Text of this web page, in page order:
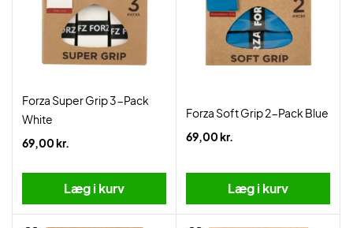
Forza Super Grip 3-Pack
White
69,00 kr.
Læg i kurv
Forza Soft Grip 2-Pack Blue
69,00 kr.
Læg i kurv